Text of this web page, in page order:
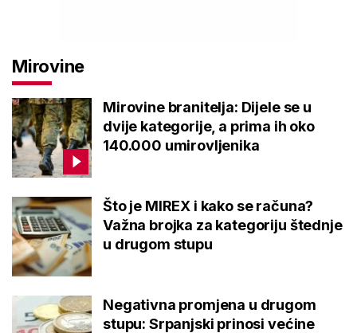
Mirovine
Mirovine branitelja: Dijele se u
dvije kategorije, a prima ih oko
140.000 umirovljenika
Što je MIREX i kako se računa?
Važna brojka za kategoriju štednje
u drugom stupu
Negativna promjena u drugom
stupu: Srpanjski prinosi većine